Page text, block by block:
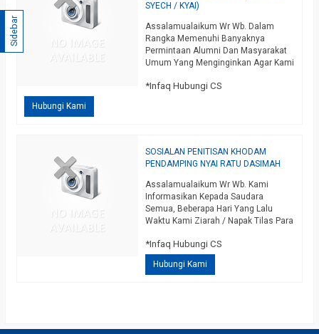
SYECH / KYAI)
Assalamualaikum Wr Wb. Dalam
Rangka Memenuhi Banyaknya
Permintaan Alumni Dan Masyarakat
Umum Yang Menginginkan Agar Kami
Penitisan Khodam Pendamping,
Pendamping / Khodam Alam. Yang
Dimaksud Khodam Dalam Uraian Ini
Dari Dunia Ghaib Untuk…
selengkapnya
*Infaq Hubungi CS
Hubungi Kami
SOSIALAN PENITISAN KHODAM
PENDAMPING NYAI RATU DASIMAH
Assalamualaikum Wr Wb. Kami
Informasikan Kepada Saudara
Semua, Beberapa Hari Yang Lalu
Waktu Kami Ziarah / Napak Tilas Para
Menitiskan Salah Satu Khodam Yang
Kami Miliki, Yaitu Khodam
Pendamping Yang Bernama Nyai Ratu
…selengkapnya
*Infaq Hubungi CS
Hubungi Kami
Sidebar